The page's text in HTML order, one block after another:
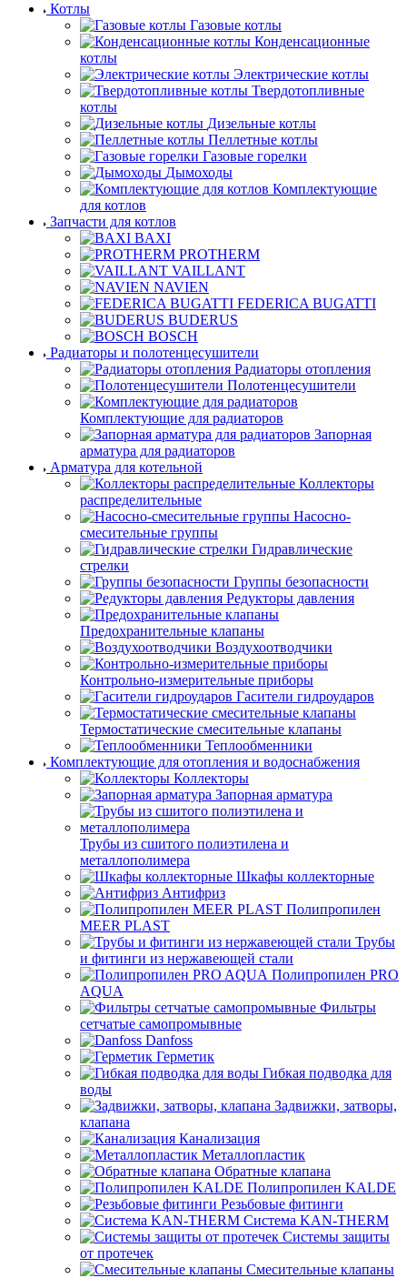
Котлы
Газовые котлы
Конденсационные
котлы
Электрические котлы
Твердотопливные
котлы
Дизельные котлы
Пеллетные котлы
Газовые горелки
Дымоходы
Комплектующие
для котлов
Запчасти для котлов
BAXI
PROTHERM
VAILLANT
NAVIEN
FEDERICA BUGATTI
BUDERUS
BOSCH
Радиаторы и полотенцесушители
Радиаторы отопления
Полотенцесушители
Комплектующие для радиаторов
Запорная
арматура для радиаторов
Арматура для котельной
Коллекторы
распределительные
Насосно-
смесительные группы
Гидравлические
стрелки
Группы безопасности
Редукторы давления
Предохранительные клапаны
Воздухоотводчики
Контрольно-измерительные приборы
Гасители гидроударов
Термостатические смесительные клапаны
Теплообменники
Комплектующие для отопления и водоснабжения
Коллекторы
Запорная арматура
Трубы из сшитого полиэтилена и
металлополимера
Шкафы коллекторные
Антифриз
Полипропилен
MEER PLAST
Трубы
и фитинги из нержавеющей стали
Полипропилен PRO
AQUA
Фильтры
сетчатые самопромывные
Danfoss
Герметик
Гибкая подводка для
воды
Задвижки, затворы,
клапана
Канализация
Металлопластик
Обратные клапана
Полипропилен KALDE
Резьбовые фитинги
Система KAN-THERM
Системы защиты
от протечек
Смесительные клапаны